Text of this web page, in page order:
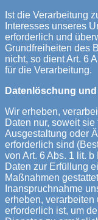
Ist die Verarbeitung
Interesses unseres
erforderlich und
Grundfreiheiten des
nicht, so dient Art. 6
für die Verarbeitung.
Datenlöschung
Wir erheben,
Daten nur, soweit
Ausgestaltung oder
erforderlich sind
von Art. 6 Abs. 1 lit.
Daten zur Erfüllung
Maßnahmen
Inanspruchnahme
erheben, verarbeiten
erforderlich ist, um